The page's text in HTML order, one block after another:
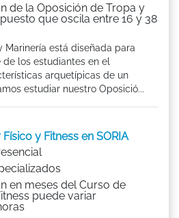
de la Oposición de Tropa y
que oscila entre 16 y 38
Marinería está diseñada para
los estudiantes en el
arquetípicas de un
estudiar nuestro Oposició...
y Fitness en SORIA
en meses del Curso de
puede variar